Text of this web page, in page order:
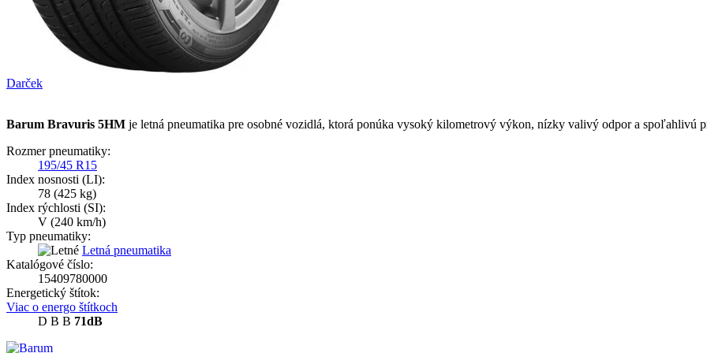
Darček
Barum Bravuris 5HM je letná pneumatika pre osobné vozidlá, ktorá ponúka vysoký kilometrový výkon, nízky valivý odpor a spoľahlivú
Rozmer pneumatiky:
195/45 R15
Index nosnosti (LI):
78 (425 kg)
Index rýchlosti (SI):
V (240 km/h)
Typ pneumatiky:
Letná pneumatika
Katalógové číslo:
15409780000
Energetický štítok:
Viac o energo štítkoch
D B B 71dB